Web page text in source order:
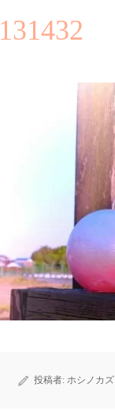
131432
投稿者: ホシノカズ